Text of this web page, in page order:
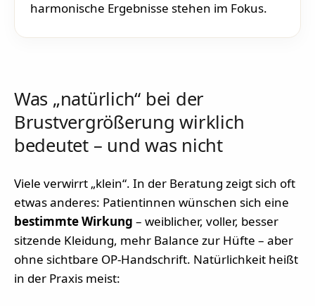
harmonische Ergebnisse stehen im Fokus.
Was „natürlich“ bei der
Brustvergrößerung wirklich
bedeutet – und was nicht
Viele verwirrt „klein“. In der Beratung zeigt sich oft
etwas anderes: Patientinnen wünschen sich eine
bestimmte Wirkung – weiblicher, voller, besser
sitzende Kleidung, mehr Balance zur Hüfte – aber
ohne sichtbare OP-Handschrift. Natürlichkeit heißt
in der Praxis meist: